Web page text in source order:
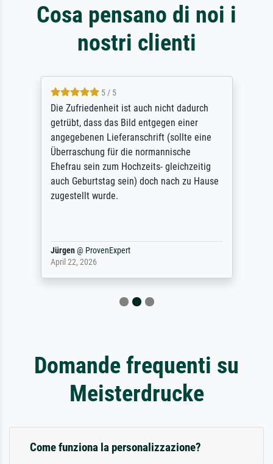
Cosa pensano di noi i
nostri clienti
5 / 5
Die Zufriedenheit ist auch nicht dadurch
getrübt, dass das Bild entgegen einer
angegebenen Lieferanschrift (sollte eine
Überraschung für die normannische
Ehefrau sein zum Hochzeits- gleichzeitig
auch Geburtstag sein) doch nach zu Hause
zugestellt wurde.
Jürgen@ ProvenExpert
April 22, 2026
Domande frequenti su
Meisterdrucke
Come funziona la personalizzazione?